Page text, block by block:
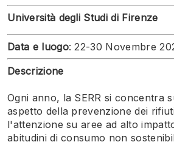
Università degli Studi di Firenze
Data e luogo: 22-30 Novembre
Descrizione
Ogni anno, la SERR si concentra
aspetto della prevenzione dei
l'attenzione su aree ad alto
abitudini di consumo non